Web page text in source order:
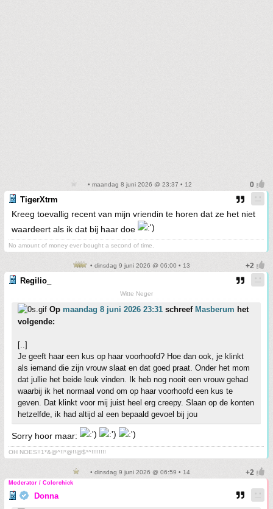
• maandag 8 juni 2026 @ 23:37 • 12
TigerXtrm
Kreeg toevallig recent van mijn vriendin te horen dat ze het niet
waardeert als ik dat bij haar doe
No amount of money ever bought a second of time.
• dinsdag 9 juni 2026 @ 06:00 • 13
Regilio_
Witte Neger
Op maandag 8 juni 2026 23:31 schreef Masberum het
volgende:
[..]
Je geeft haar een kus op haar voorhoofd? Hoe dan ook, je klinkt
als iemand die zijn vrouw slaat en dat goed praat. Onder het mom
dat jullie het beide leuk vinden. Ik heb nog nooit een vrouw gehad
waarbij ik het normaal vond om op haar voorhoofd een kus te
geven. Dat klinkt voor mij juist heel erg creepy. Slaan op de konten
hetzelfde, ik had altijd al een bepaald gevoel bij jou
Sorry hoor maar:
OH NOES!!1*&@^!!*@!!@$*^!!!!!!!!
• dinsdag 9 juni 2026 @ 06:59 • 14
Moderator / Colorchick
Donna